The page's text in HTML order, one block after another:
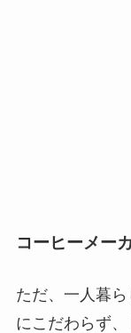
コーヒーメー
ただ、一人暮
にこだわらず